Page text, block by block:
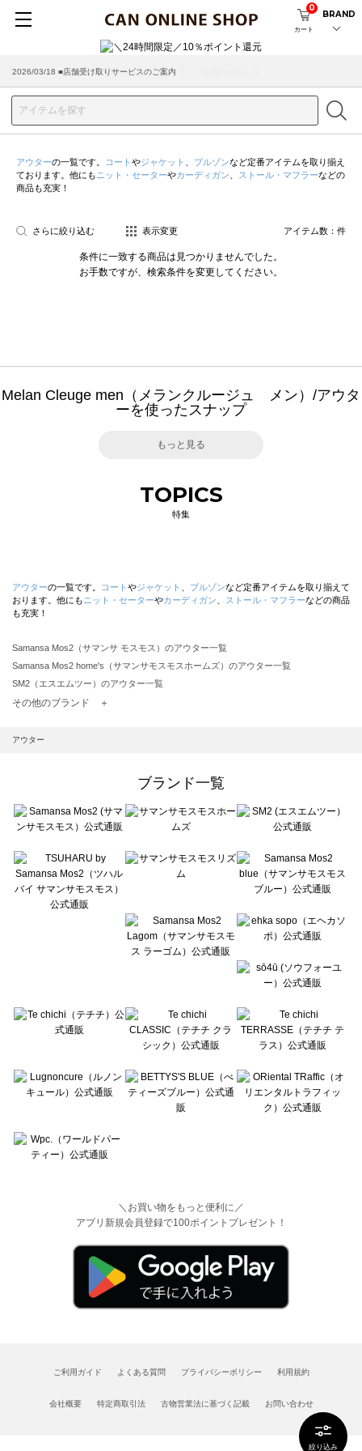
カート
0
BRAND
2026/08/04 ■8/13(木)AM2:00～サイトメンテナンス実施のお知らせ
2026/03/18 ■店舗受け取りサービスのご案内
絞り込み
アウターの一覧です。 コート やジャケット ブルゾンなど定番アイテムを取り揃え
ております。他にも ニット・セーターやカーディガン ストール・マフラーなどの
商品も充実！
さらに絞り込む 表示変更 アイテム数： 件
条件に一致する商品は見つかりませんでした。
お手数ですが、検索条件を変更してください。
Melan Cleuge men（メランクルージュ メン）/アウタ
ーを使ったスナップ
もっと見る
TOPICS
特集
アウターの一覧です。 コート やジャケット ブルゾンなど定番アイテムを取り揃えて
おります。他にも ニット・セーターやカーディガン ストール・マフラーなどの商品
も充実！
Samansa Mos2（サマンサ モスモス）のアウター一覧
Samansa Mos2 home's（サマンサモスモスホームズ）のアウター一覧
SM2（エスエムツー）のアウター一覧
TSUHARU by Samansa Mos2（ツハルバイサマンサモスモス）のアウター一覧
Samansa Mos2 blue（サマンサモスモス ブルー）のアウター一覧
sō4ū（ソウフォーユー）のアウター一覧
Te chichi（テチチ）のアウター一覧
Te chichi CLASSIC（テチチ クラシック）のアウター一覧
Lugnoncure（ルノンキュール）のアウター一覧
BETTY'S BLUE（べティーズブルー）のアウター一覧
Wpc.（ワールドパーティー）のアウター一覧
その他のブランド ＋
アウター
ブランド一覧
＼お買い物をもっと便利に／
アプリ新規会員登録で100ポイントプレゼント！
ご利用ガイド よくある質問 プライバシーポリシー 利用規約
会社概要 特定商取引法 古物営業法に基づく記載 お問い合わせ